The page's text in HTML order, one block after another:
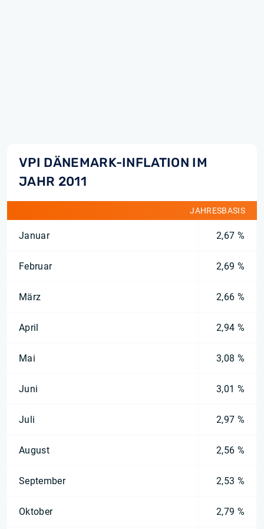
VPI DÄNEMARK-INFLATION IM
JAHR 2011
JAHRESBASIS
Januar 2,67 %
Februar 2,69 %
März 2,66 %
April 2,94 %
Mai 3,08 %
Juni 3,01 %
Juli 2,97 %
August 2,56 %
September 2,53 %
Oktober 2,79 %